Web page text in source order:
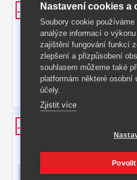
-43% Komoda
barevné
zásuvky s
Kód produktu:
Skladem>
3 699 Kčs
-50%
barevné
Nastavení cookies a
Soubory cookie
analýze informací o
zajištění fungování funkcí
zlepšení a přizpůsobení
souhlasem můžeme také
platformám některé osobní
účely.
Zjistit více